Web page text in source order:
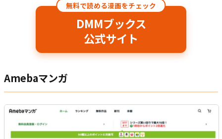
無料で読める漫画をチェック
DMMブックス
公式サイト
Amebaマンガ